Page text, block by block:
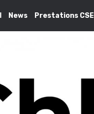
News Prestations CSE